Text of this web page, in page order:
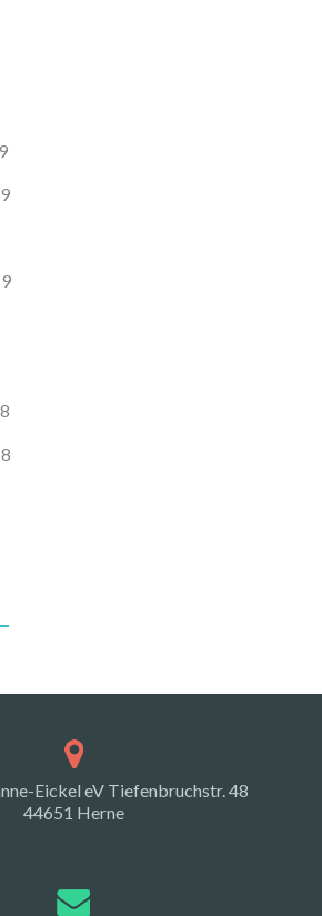
Eickel eV Tiefenbruchstr. 48
44651 Herne